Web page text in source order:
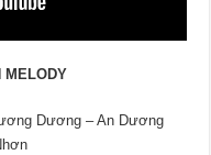
MELODY
Dương – An Dương